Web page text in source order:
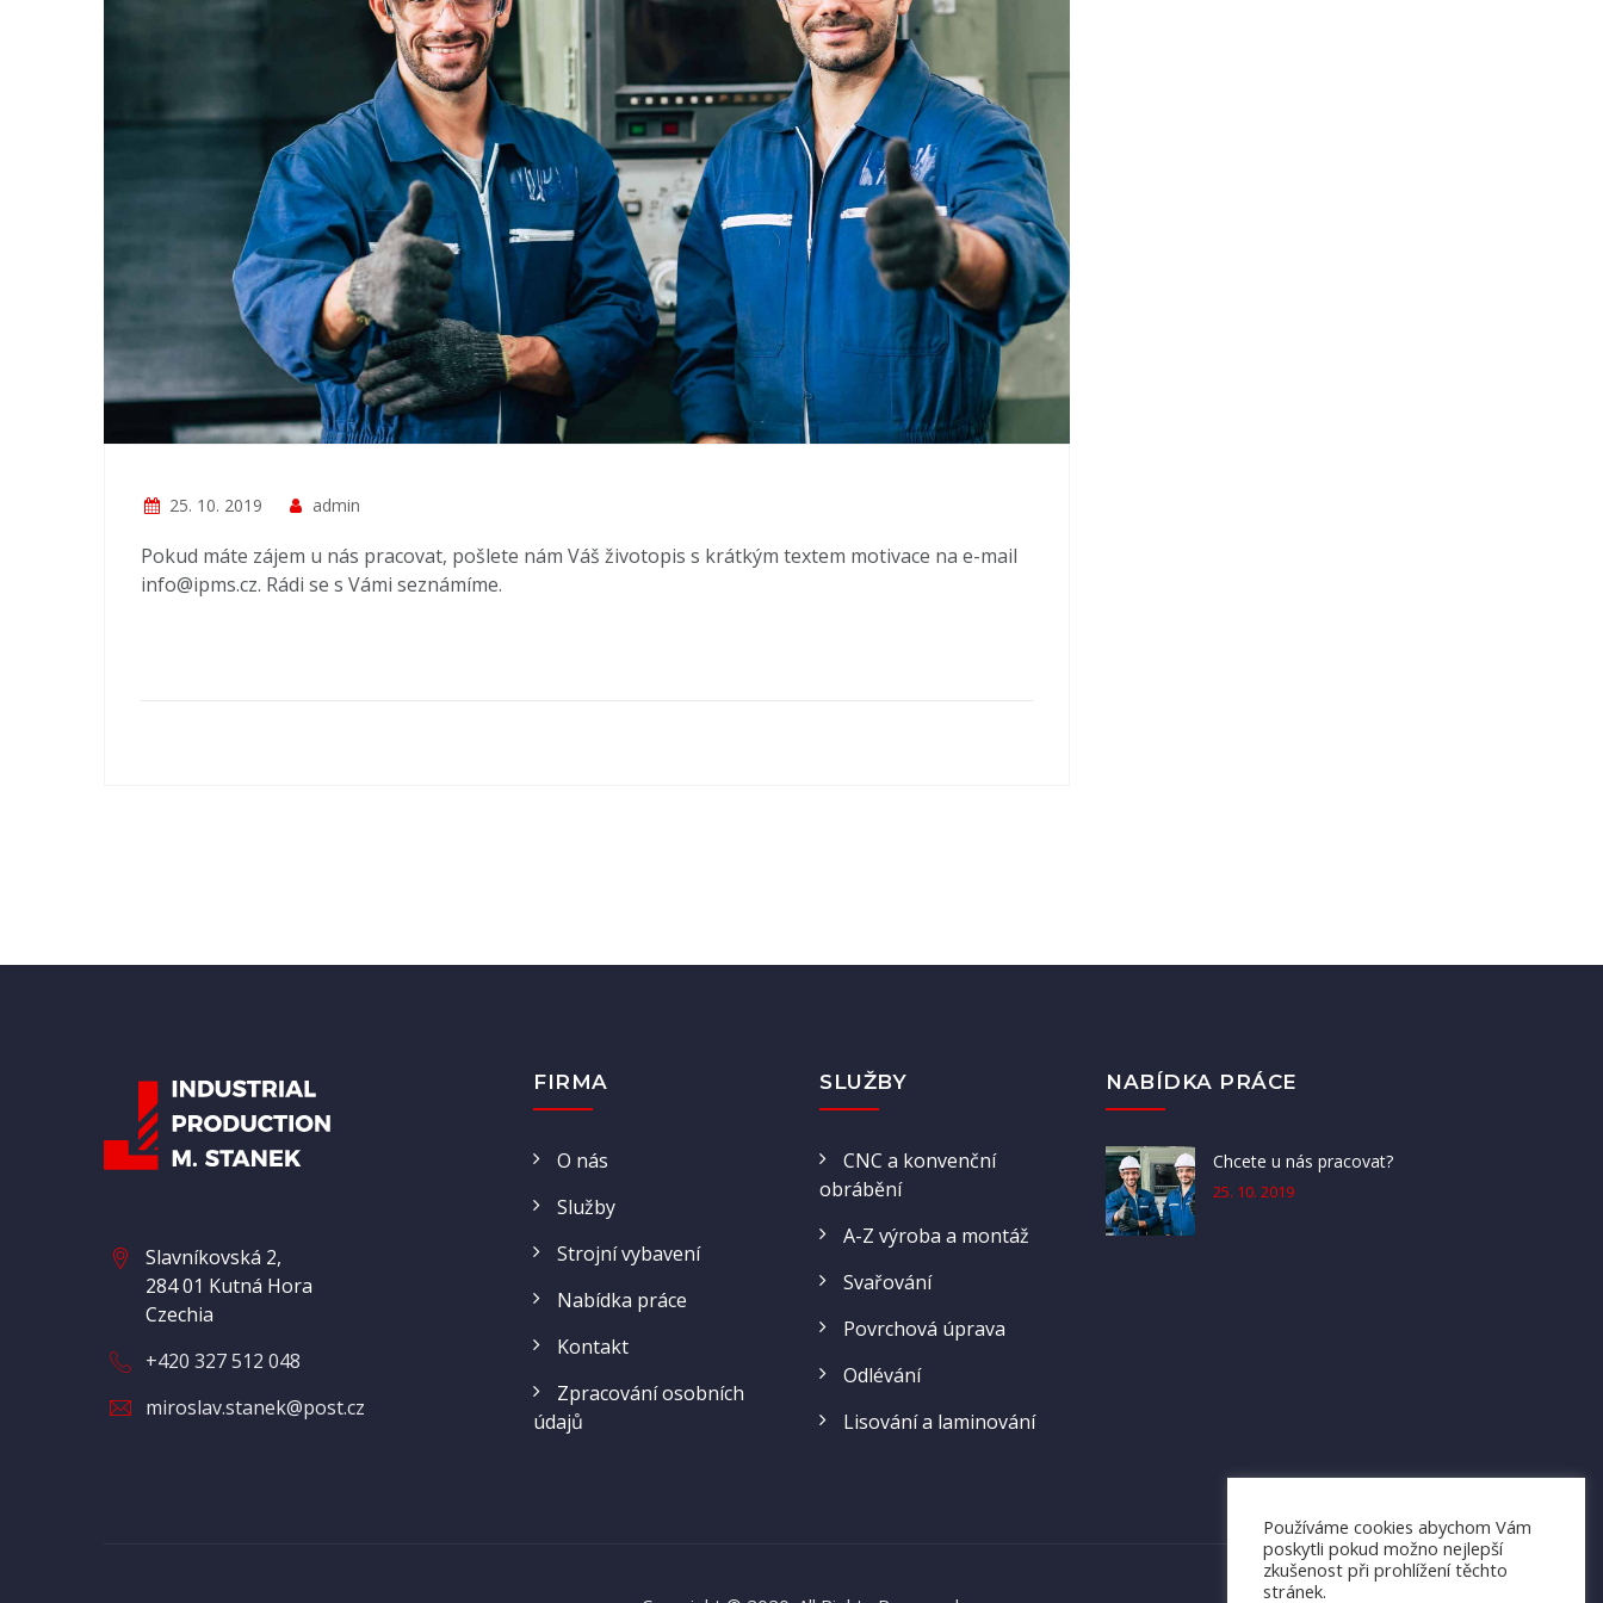
25. 10. 2019 admin
Pokud máte zájem u nás pracovat, pošlete nám Váš životopis s krátkým textem motivace na e-mail
info@ipms.cz. Rádi se s Vámi seznámíme.
Slavníkovská 2,
284 01 Kutná Hora
Czechia
+420 327 512 048
miroslav.stanek@post.cz
FIRMA
O nás
Služby
Strojní vybavení
Nabídka práce
Kontakt
Zpracování osobních
údajů
SLUŽBY
CNC a konvenční
obrábění
A-Z výroba a montáž
Svařování
Povrchová úprava
Odlévání
Lisování a laminování
NABÍDKA PRÁCE
Chcete u nás pracovat?
25. 10. 2019
Používáme cookies abychom Vám
poskytli pokud možno nejlepší
zkušenost při prohlížení těchto
stránek.